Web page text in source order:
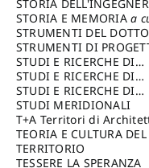
cura di: Rossi Massimo
STORIA
STRUTTURALE IN
Poretti Sergio
STORIA E MEMORIAa
Rossi Lauro
STRUMENTI DEL
RICERCA IN RILIEVO E
RAPPRESENTAZIONE
DELL’ARCHITETTURA E
DELL’AMBIENTEa cura
Riccardo
STRUMENTI DI
STUDI E RICERCHE DI
ARCHEOLOGIA IN
di: Pelagatti Paola
STUDI E RICERCHE DI
ARCHITETTURA del
di Architettura
Studi G. d' Annunzio
STUDI E RICERCHE DI
ARCHITETTURA del
di Architettura
Studi G. d' Annunzio,
Pescaraa cura di: Fusero
STUDI MERIDIONALI
T+A Territori di
cura di: Ramazzotti Luigi
TEORIA E CULTURA
cura di: Furlanis Giuseppe
TERRITORIO
TESSERE LA SPERANZA